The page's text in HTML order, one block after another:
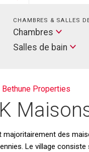
Price
CHAMBRES & SALLES
Chambres
bain
Salles de bain
Bethune Properties
des
Le village